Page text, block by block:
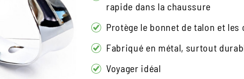
rapide dans la chaussure
Protège le bonnet de talon et les
Fabriqué en métal, surtout
Voyager idéal